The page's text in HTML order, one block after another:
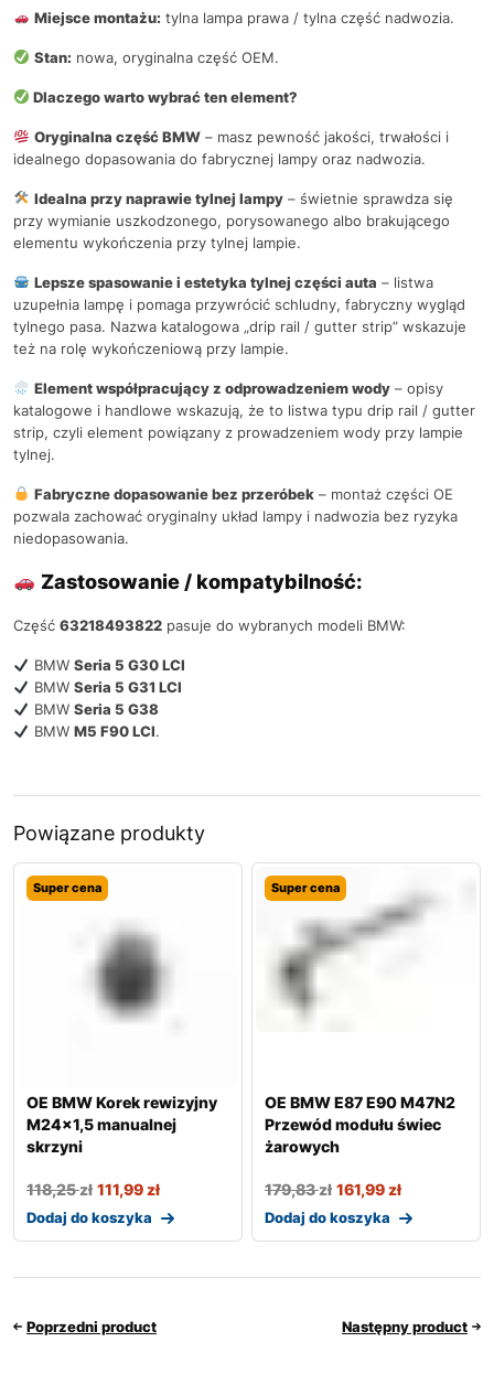
Miejsce montażu: tylna lampa prawa / tylna część nadwozia.
Stan: nowa, oryginalna część OEM.
Dlaczego warto wybrać ten element?
Oryginalna część BMW– masz pewność jakości, trwałości i
idealnego dopasowania do fabrycznej lampy oraz nadwozia.
Idealna przy naprawie tylnej lampy– świetnie sprawdza się
przy wymianie uszkodzonego, porysowanego albo brakującego
elementu wykończenia przy tylnej lampie.
Lepsze spasowanie i estetyka tylnej części auta – listwa
uzupełnia lampę i pomaga przywrócić schludny, fabryczny wygląd
tylnego pasa. Nazwa katalogowa „drip rail / gutter strip” wskazuje
też na rolę wykończeniową przy lampie.
Element współpracujący z odprowadzeniem wody– opisy
katalogowe i handlowe wskazują, że to listwa typu drip rail / gutter
strip, czyli element powiązany z prowadzeniem wody przy lampie
tylnej.
Fabryczne dopasowanie bez przeróbek– montaż części OE
pozwala zachować oryginalny układ lampy i nadwozia bez ryzyka
niedopasowania.
Zastosowanie / kompatybilność:
Część 63218493822 pasuje do wybranych modeli BMW:
BMW Seria 5 G30 LCI
BMW Seria 5 G31 LCI
BMW Seria 5 G38
BMW M5 F90 LCI.
Powiązane produkty
Super cena
OE BMW Korek rewizyjny
M24x1,5 manualnej
skrzyni
118,25zł 111,99zł
Dodaj do koszyka
Super cena
OE BMW E87 E90 M47N2
Przewód modułu świec
żarowych
179,83zł 161,99zł
Dodaj do koszyka
Poprzedni product Następny product